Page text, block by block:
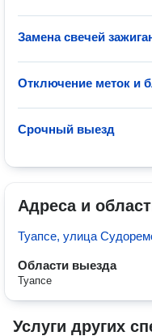
Замена свечей
Отключение меток и
Срочный выезд
Адреса и
Туапсе, улица
Области выезда
Туапсе
Услуги других